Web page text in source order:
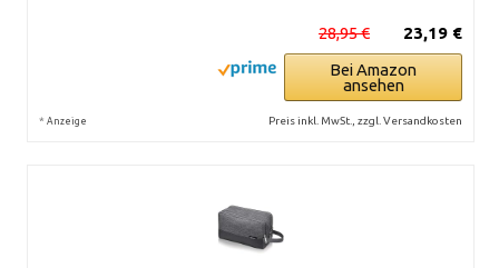
23,19 €
28,95 €
Bei Amazon
ansehen
* Anzeige Preis inkl. MwSt., zzgl. Versandkosten